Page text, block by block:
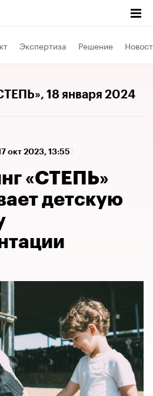
Экспертиза Решение
, 18 января 2024
окт 2023, 13:55
«СТЕПЬ»
детскую